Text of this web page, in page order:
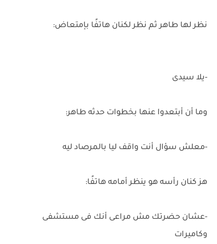
نظر لها طاهر ثم نظر لكنان هاتفًا بإمتعاض:
-يلا سيدى
وما أن أبتعدوا عنها بخطوات حدثه طاهر:
-معلش سؤال أنت واقف ليا بالمرصاد ليه
هز كنان رأسه هو ينظر أمامه هاتفًا:
-عشان حضرتك مش مراعى أنك فى مستشفى
وكاميرات